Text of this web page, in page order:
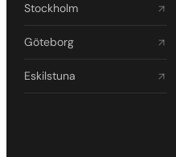
Stockholm
Göteborg
Eskilstuna